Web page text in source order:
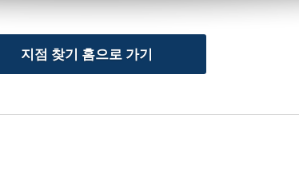
지점 찾기 홈으로 가기